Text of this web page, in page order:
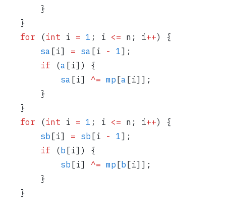
        }
    }
    for
(int i = 1 ; i <= n; i++) {
        sa
[i] = sa [i - 1];
        if
(a [i]) {
            sa
[i] ^= mp [a [i]];
        }
    }
    for
(int i = 1 ; i <= n; i++) {
        sb
[i] = sb [i - 1];
        if
(b [i]) {
            sb
[i] ^= mp [b [i]];
        }
    }